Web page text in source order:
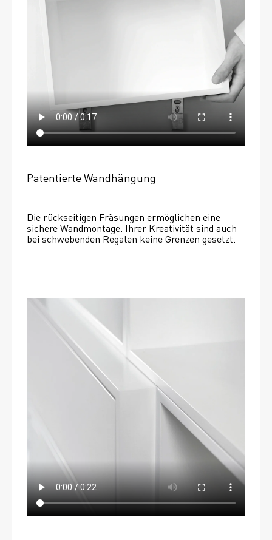
Patentierte Wandhängung
Die rückseitigen Fräsungen ermöglichen eine
sichere Wandmontage. Ihrer Kreativität sind auch
bei schwebenden Regalen keine Grenzen gesetzt.